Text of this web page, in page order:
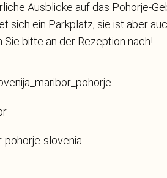
Ausblicke auf das Pohorje-
sich ein Parkplatz, sie ist aber
bitte an der Rezeption nach!